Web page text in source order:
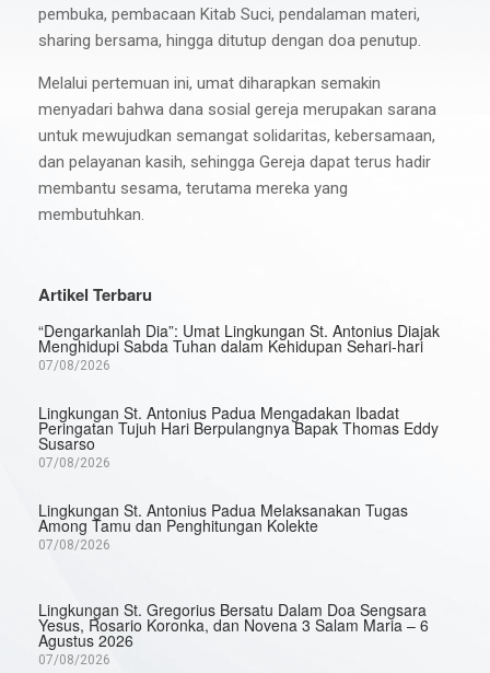
pembuka, pembacaan Kitab Suci, pendalaman materi,
sharing bersama, hingga ditutup dengan doa penutup.
Melalui pertemuan ini, umat diharapkan semakin
menyadari bahwa dana sosial gereja merupakan sarana
untuk mewujudkan semangat solidaritas, kebersamaan,
dan pelayanan kasih, sehingga Gereja dapat terus hadir
membantu sesama, terutama mereka yang
membutuhkan.
Artikel Terbaru
“Dengarkanlah Dia”: Umat Lingkungan St. Antonius Diajak
Menghidupi Sabda Tuhan dalam Kehidupan Sehari-hari
07/08/2026
Lingkungan St. Antonius Padua Mengadakan Ibadat
Peringatan Tujuh Hari Berpulangnya Bapak Thomas Eddy
Susarso
07/08/2026
Lingkungan St. Antonius Padua Melaksanakan Tugas
Among Tamu dan Penghitungan Kolekte
07/08/2026
Lingkungan St. Gregorius Bersatu Dalam Doa Sengsara
Yesus, Rosario Koronka, dan Novena 3 Salam Maria – 6
Agustus 2026
07/08/2026